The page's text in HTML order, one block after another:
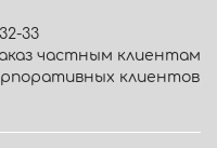
33
частным клиентам
клиентов